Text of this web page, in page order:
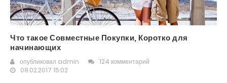
Что такое Совместные Покупки, Коротко для
начинающих
опубликовал admin
124 комментарий
08.02.2017 15:02